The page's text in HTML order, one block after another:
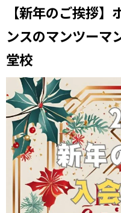
【新年のご挨拶
ンスのマンツーマ
堂校